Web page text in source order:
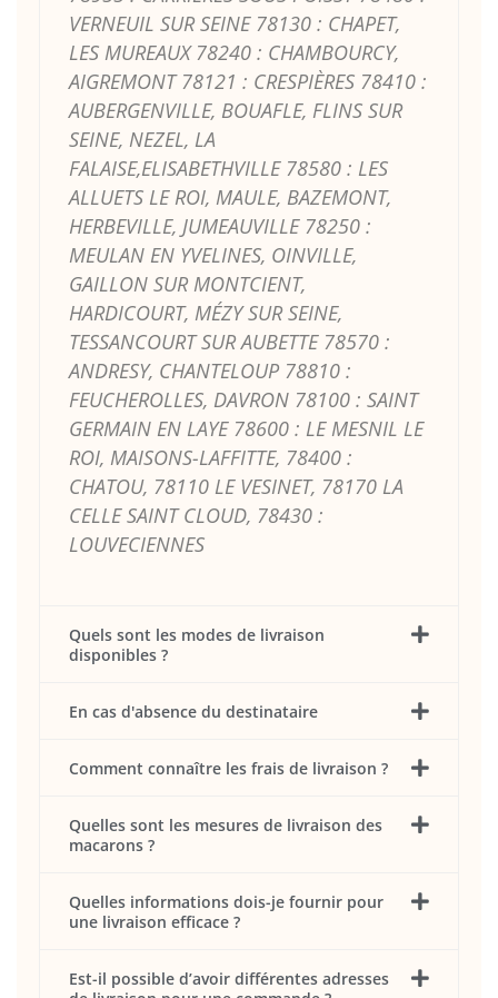
VERNEUIL SUR SEINE 78130 : CHAPET,
LES MUREAUX 78240 : CHAMBOURCY,
AIGREMONT 78121 : CRESPIÈRES 78410 :
AUBERGENVILLE, BOUAFLE, FLINS SUR
SEINE, NEZEL, LA
FALAISE,ELISABETHVILLE 78580 : LES
ALLUETS LE ROI, MAULE, BAZEMONT,
HERBEVILLE, JUMEAUVILLE 78250 :
MEULAN EN YVELINES, OINVILLE,
GAILLON SUR MONTCIENT,
HARDICOURT, MÉZY SUR SEINE,
TESSANCOURT SUR AUBETTE 78570 :
ANDRESY, CHANTELOUP 78810 :
FEUCHEROLLES, DAVRON 78100 : SAINT
GERMAIN EN LAYE 78600 : LE MESNIL LE
ROI, MAISONS-LAFFITTE, 78400 :
CHATOU, 78110 LE VESINET, 78170 LA
CELLE SAINT CLOUD, 78430 :
LOUVECIENNES
Quels sont les modes de livraison
disponibles ?
En cas d'absence du destinataire
Comment connaître les frais de livraison ?
Quelles sont les mesures de livraison des
macarons ?
Quelles informations dois-je fournir pour
une livraison efficace ?
Est-il possible d’avoir différentes adresses